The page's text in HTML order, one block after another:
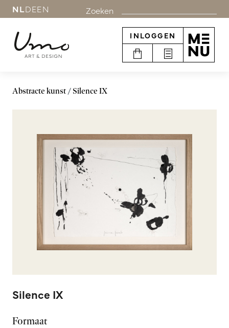
NLDEEN Zoeken
INLOGGEN
Abstracte kunst Silence IX
Silence IX
Formaat